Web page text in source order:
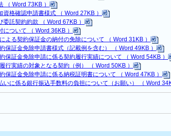
（ Word 73KB ）
資格確認申請書様式 （ Word 27KB ）
委託契約約款 （ Word 67KB ）
について （ Word 36KB ）
よる契約保証金の納付の免除について （ Word 31KB ）
保証金免除申請書様式（記載例を含む） （ Word 49KB ）
保証金免除申請に係る契約履行実績について （ Word 54KB ）
履行実績の対象となる契約（例） （ Word 50KB ）
保証金免除申請に係る納税証明書について （ Word 47KB ）
いに係る銀行振込手数料の負担について（お願い） （ Word